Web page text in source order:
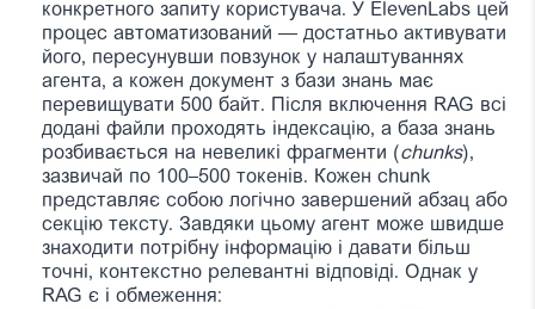
конкретного запиту користувача. У ElevenLabs цей
процес автоматизований — достатньо активувати
його, пересунувши повзунок у налаштуваннях
агента, а кожен документ з бази знань має
перевищувати 500 байт. Після включення RAG всі
додані файли проходять індексацію, а база знань
розбивається на невеликі фрагменти (chunks),
зазвичай по 100–500 токенів. Кожен chunk
представляє собою логічно завершений абзац або
секцію тексту. Завдяки цьому агент може швидше
знаходити потрібну інформацію і давати більш
точні, контекстно релевантні відповіді. Однак у
RAG є і обмеження: